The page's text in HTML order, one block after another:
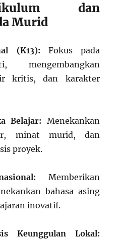
dan
Murid
(K13): Fokus pada
mengembangkan
kritis, dan karakter
Belajar: Menekankan
minat murid, dan
proyek.
Memberikan
bahasa asing
inovatif.
Keunggulan Lokal: